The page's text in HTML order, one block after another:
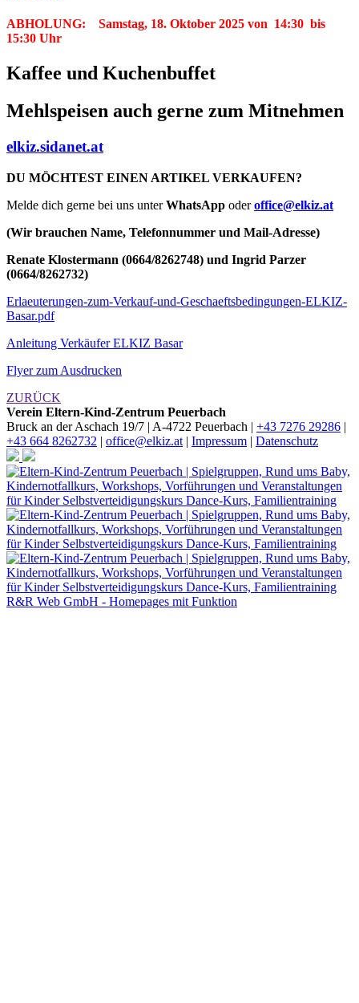
ABHOLUNG: Samstag, 18. Oktober 2025 von 14:30 bis
15:30 Uhr
Kaffee und Kuchenbuffet
Mehlspeisen auch gerne zum Mitnehmen
elkiz.sidanet.at
DU MÖCHTEST EINEN ARTIKEL VERKAUFEN?
Melde dich gerne bei uns unterWhatsApp oderoffice@elkiz.at
(Wir brauchen Name, Telefonnummer und Mail-Adresse)
Renate Klostermann (0664/8262748) und Ingrid Parzer
(0664/8262732)
Erlaeuterungen-zum-Verkauf-und-Geschaeftsbedingungen-ELKIZ-
Basar.pdf
Anleitung Verkäufer ELKIZ Basar
Flyer zum Ausdrucken
ZURÜCK
Verein Eltern-Kind-Zentrum Peuerbach
Bruck an der Aschach 19/7 | A-4722 Peuerbach | +43 7276 29286 |
+43 664 8262732 | office@elkiz.at | Impressum | Datenschutz
R&R Web GmbH - Homepages mit Funktion